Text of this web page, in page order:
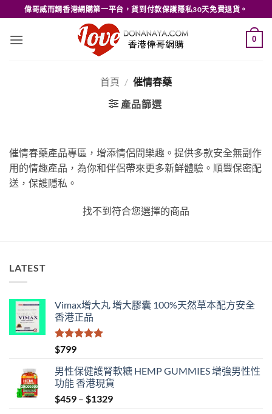
to
content
偉哥威而鋼香港網購第一平台，貨到付款保護隱私30天免費退貨。
0
首頁 / 催情春藥
產品篩選
催情春藥產品專區，增添情侶間樂趣。提供多款安全無副作
用的情趣產品，為你和伴侶帶來更多新鮮體驗。順豐保密配
送，保護隱私。
找不到符合您選擇的商品
LATEST
Vimax增大丸 增大膠囊 100%天然草本配方安全
香港正品
評分
滿分 5
$799
男性保健護腎軟糖 HEMP GUMMIES 增強男性性
功能 香港現貨
$459 – $1329Price